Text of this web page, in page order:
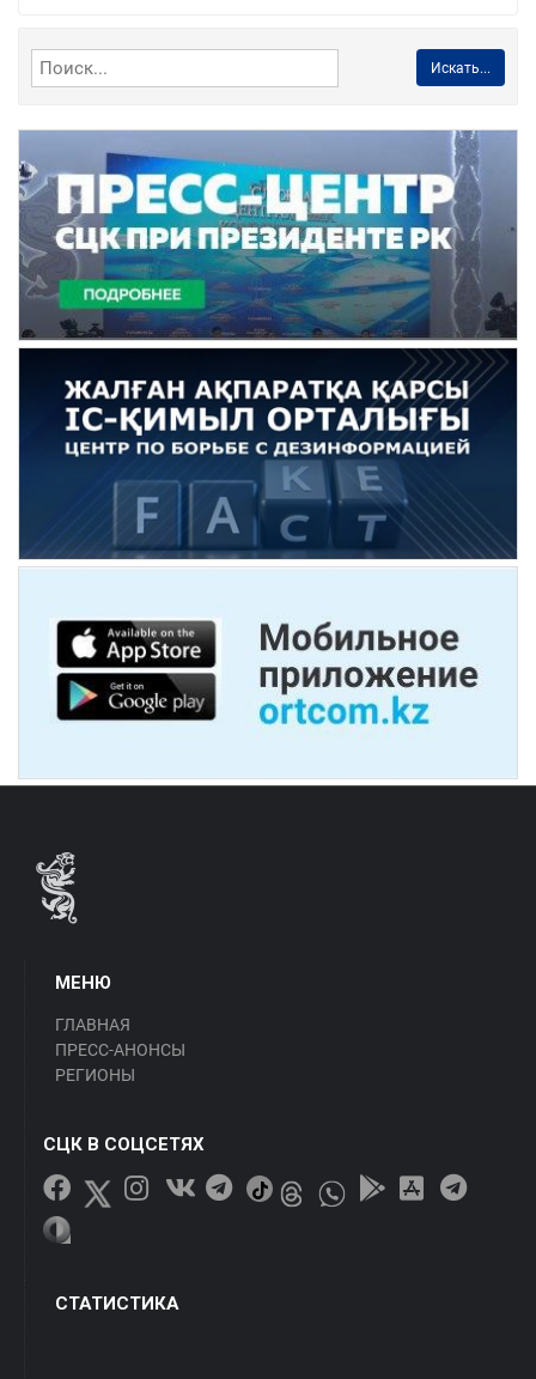
Искать...
МЕНЮ
ГЛАВНАЯ
ПРЕСС-АНОНСЫ
РЕГИОНЫ
СЦК В СОЦСЕТЯХ
СТАТИСТИКА